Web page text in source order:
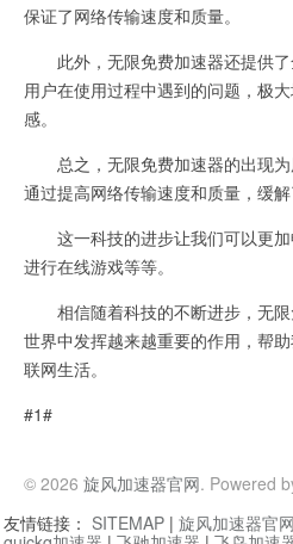
保证了网络传输速度和质量。
此外，无限免费加速器还提供了
用户在使用过程中遇到的问题，极
感。
总之，无限免费加速器的出现为
通过提高网络传输速度和质量，缓解
这一科技的进步让我们可以更加
进行在线游戏等等。
相信随着科技的不断进步，无限
世界中发挥越来越重要的作用，帮
联网生活。
#1#
© 2026 旋风加速器官网. Powered
友情链接： SITEMAP | 旋风加速器官网